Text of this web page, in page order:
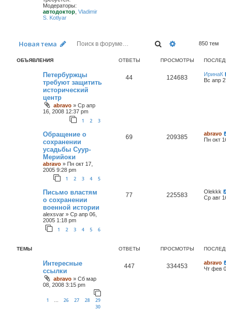
Модераторы:
автодоктор Vladimir
S. Kotlyar
Новая тема Поиск Расширенный
850 тем
ОБЪЯВЛЕНИЯ ОТВЕТЫ ПРОСМОТРЫ
Петербуржцы
требуют защитить
исторический
центр
abravo » Ср апр
16, 2008 12:37 pm
1 2 3
44 124683
ИринаК
Вс апр
Обращение о
сохранении
усадьбы Суур-
Мерийоки
abravo » Пн окт 17,
2005 9:28 pm
1 2 3 4 5
69 209385
abravo
Пн окт
Письмо властям
о сохранении
военной истории
alexsvar » Ср апр 06,
2005 1:18 pm
1 2 3 4 5 6
77 225583
Olekkk
Ср авг
ТЕМЫ ОТВЕТЫ ПРОСМОТРЫ
Интересные
ссылки
abravo » Сб мар
08, 2008 3:15 pm
1 … 26 27 28
29
30
447 334453
abravo
Чт фев